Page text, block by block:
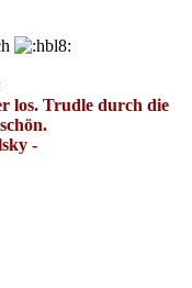
los. Trudle durch die
-